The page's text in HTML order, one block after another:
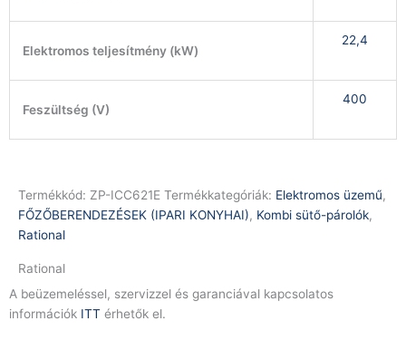
Elektromos teljesítmény (kW)
22,4
Feszültség (V)
400
Termékkód: ZP-ICC621E Termékkategóriák: Elektromos üzemű,
FŐZŐBERENDEZÉSEK (IPARI KONYHAI), Kombi sütő-párolók,
Rational
Rational
A beüzemeléssel, szervizzel és garanciával kapcsolatos
információk ITT érhetők el.